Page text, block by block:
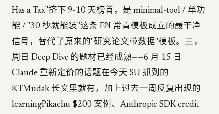
Has a Tax"挤下 9-10 天榜首，是 minimal-tool / 单功
能 / "30 秒就能装"这条 EN 常青模板成立的最干净
信号，替代了原来的"研究论文带数据"模板。三，
周日 Deep Dive 的题材已经成熟——6 月 15 日
Claude 重新定价的话题在今天 SU 抓到的
KTMudak 长文里就有，加上过去一周反复出现的
learningPikachu $200 案例、Anthropic SDK credit